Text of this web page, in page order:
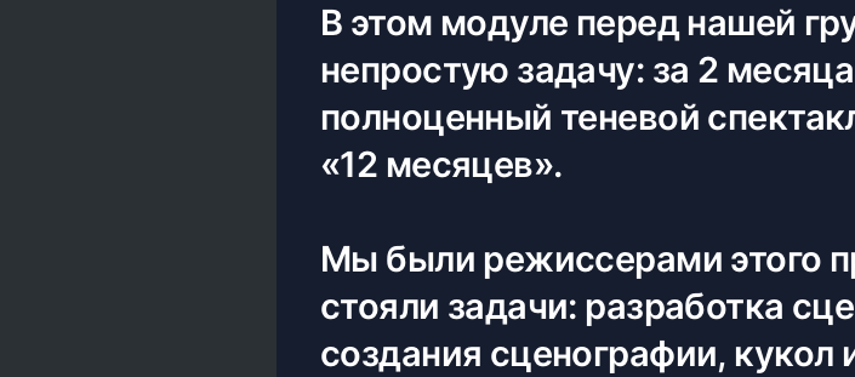
В этом модуле перед нашей
непростую задачу: за 2
полноценный теневой
«12 месяцев».
Мы были режиссерами этого
стояли задачи: разработка
создания сценографии, кукол